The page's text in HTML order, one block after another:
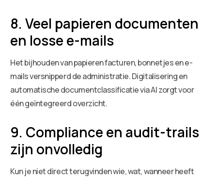
8. Veel papieren documenten
en losse e-mails
Het bijhouden van papieren facturen, bonnetjes en e-
mails versnipperd de administratie. Digitalisering en
automatische documentclassificatie via AI zorgt voor
één geïntegreerd overzicht.
9. Compliance en audit-trails
zijn onvolledig
Kun je niet direct terugvinden wie, wat, wanneer heeft